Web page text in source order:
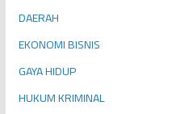
DAERAH
EKONOMI BISNIS
GAYA HIDUP
HUKUM KRIMINAL